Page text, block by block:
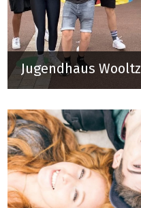
Jugendhaus Wooltz